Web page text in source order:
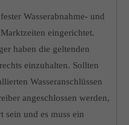
Wasserabnahme- und
eingerichtet.
haben die geltenden
einzuhalten. Sollten
Wasseranschlüssen
angeschlossen werden,
sein und es muss ein